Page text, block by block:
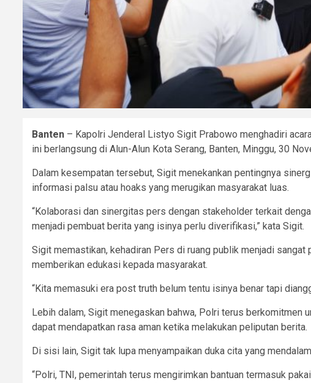
Banten – Kapolri Jenderal Listyo Sigit Prabowo menghadiri
ini berlangsung di Alun-Alun Kota Serang, Banten, Minggu, 30
Dalam kesempatan tersebut, Sigit menekankan pentingnya
informasi palsu atau hoaks yang merugikan masyarakat luas.
“Kolaborasi dan sinergitas pers dengan stakeholder terkait
menjadi pembuat berita yang isinya perlu diverifikasi,” kata Sigit.
Sigit memastikan, kehadiran Pers di ruang publik menjadi
memberikan edukasi kepada masyarakat.
“Kita memasuki era post truth belum tentu isinya benar tapi
Lebih dalam, Sigit menegaskan bahwa, Polri terus berkomitmen
dapat mendapatkan rasa aman ketika melakukan peliputan berita.
Di sisi lain, Sigit tak lupa menyampaikan duka cita yang
“Polri, TNI, pemerintah terus mengirimkan bantuan termasuk